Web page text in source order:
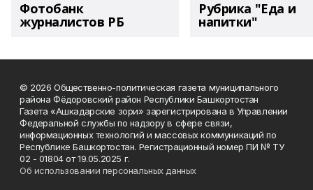
Фотобанк
журналистов РБ
Рубрика "Еда и
напитки"
© 2026 Общественно-политическая газета муниципального
района Фёдоровский район Республики Башкортостан
Газета «Ашкадарские зори» зарегистрирована в Управлении
Федеральной службы по надзору в сфере связи,
информационных технологий и массовых коммуникаций по
Республике Башкортостан. Регистрационный номер ПИ № ТУ
02 - 01804 от 19.05.2025 г.
Об использовании персональных данных